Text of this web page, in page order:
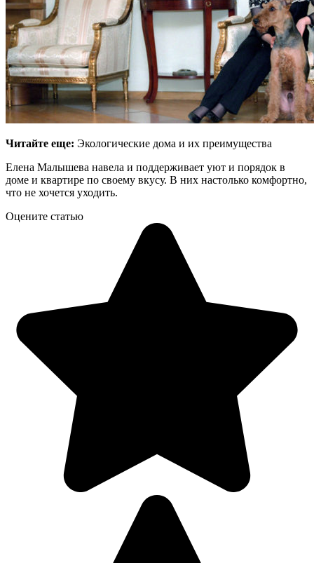
Читайте еще: Экологические дома и их преимущества
Елена Малышева навела и поддерживает уют и порядок в
доме и квартире по своему вкусу. В них настолько комфортно,
что не хочется уходить.
Оцените статью